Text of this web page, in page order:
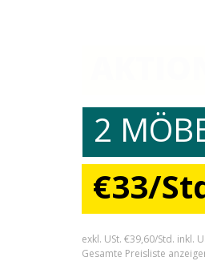
2
€33/
exkl. USt. €39,60/Std. inkl.
Gesamte Preisliste